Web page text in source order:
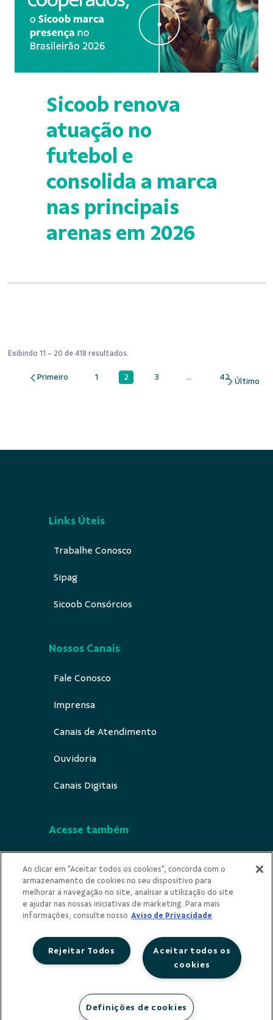
Sicoob renova
atuação no
futebol e
consolida a marca
nas principais
arenas em 2026
Exibindo 11 - 20 de 418 resultados.
Página
1 Página
2 Página
3 ...Páginas Página
42
Links Úteis
Trabalhe Conosco
Sipag
Sicoob Consórcios
Nossos Canais
Fale Conosco
Imprensa
Canais de Atendimento
Ouvidoria
Canais Digitais
Acesse também
Indícios de Ilícitude
Privacidade
Ao clicar em "Aceitar todos os cookies", concorda com o
armazenamento de cookies no seu dispositivo para
melhorar a navegação no site, analisar a utilização do site
e ajudar nas nossas iniciativas de marketing. Para mais
informações, consulte nosso Aviso de Privacidade
Aceitar todos os
cookies
Rejeitar Todos
Definições de cookies